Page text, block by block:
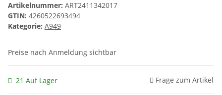
Artikelnummer: ART2411342017
GTIN: 4260522693494
Kategorie: A949
Preise nach Anmeldung sichtbar
21 Auf Lager Frage zum Artikel